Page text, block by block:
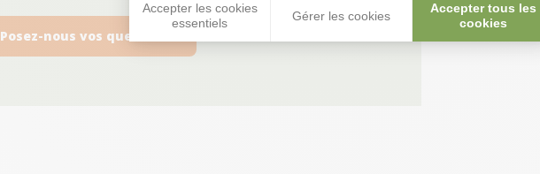
Accepter les cookies
essentiels
Gérer les cookies
Accepter tous les
cookies
Posez-nous vos questions